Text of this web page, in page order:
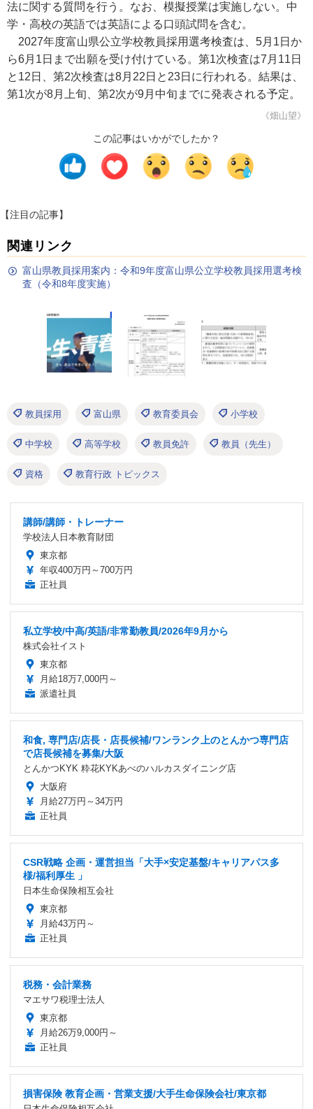
法に関する質問を行う。なお、模擬授業は実施しない。中
学・高校の英語では英語による口頭試問を含む。
2027年度富山県公立学校教員採用選考検査は、5月1日か
ら6月1日まで出願を受け付けている。第1次検査は7月11日
と12日、第2次検査は8月22日と23日に行われる。結果は、
第1次が8月上旬、第2次が9月中旬までに発表される予定。
《畑山望》
この記事はいかがでしたか？
【注目の記事】
関連リンク
富山県教員採用案内：令和9年度富山県公立学校教員採用選考検
査（令和8年度実施）
教員採用 富山県 教育委員会 小学校
中学校 高等学校 教員免許 教員（先生）
資格 教育行政 トピックス
講師/講師・トレーナー
学校法人日本教育財団
東京都
年収400万円～700万円
正社員
私立学校/中高/英語/非常勤教員/2026年9月から
株式会社イスト
東京都
月給18万7,000円～
派遣社員
和食, 専門店/店長・店長候補/ワンランク上のとんかつ専門店
で店長候補を募集/大阪
とんかつKYK 粋花KYKあべのハルカスダイニング店
大阪府
月給27万円～34万円
正社員
CSR戦略 企画・運営担当「大手×安定基盤/キャリアパス多
様/福利厚生 」
日本生命保険相互会社
東京都
月給43万円～
正社員
税務・会計業務
マエサワ税理士法人
東京都
月給26万9,000円～
正社員
損害保険 教育企画・営業支援/大手生命保険会社/東京都